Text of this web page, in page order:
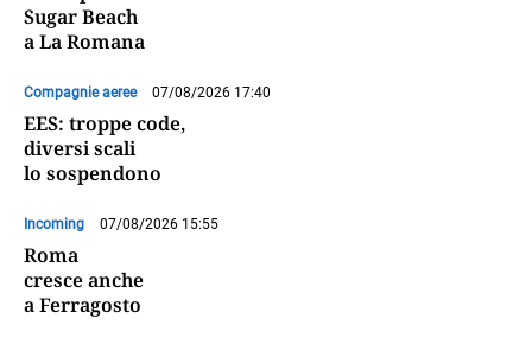
Sugar Beach
a La Romana
Compagnie aeree 07/08/2026 17:40
EES: troppe code,
diversi scali
lo sospendono
Incoming 07/08/2026 15:55
Roma
cresce anche
a Ferragosto